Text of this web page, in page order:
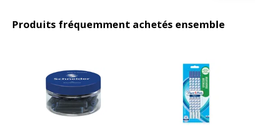
Produits fréquemment achetés ensemble